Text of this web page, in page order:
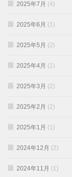
2025年7月 (4)
2025年6月 (1)
2025年5月 (2)
2025年4月 (1)
2025年3月 (2)
2025年2月 (2)
2025年1月 (1)
2024年12月 (2)
2024年11月 (1)